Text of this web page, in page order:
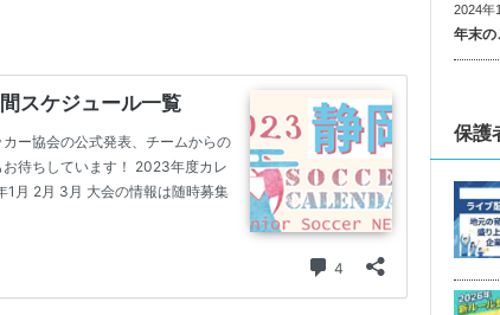
2024年
年末の
保護